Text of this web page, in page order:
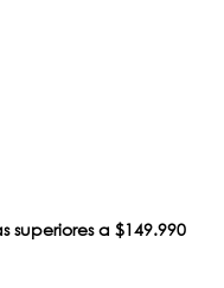
superiores a $149.990